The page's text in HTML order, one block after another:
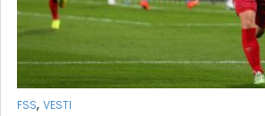
FSS, VESTI